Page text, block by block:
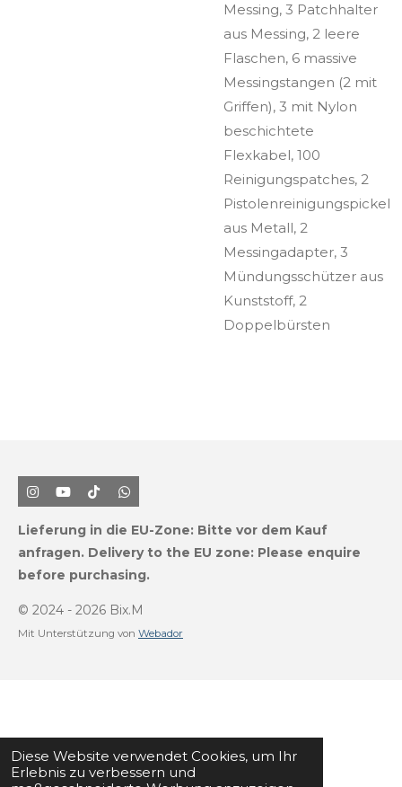
Diese Website verwendet Cookies, um Ihr
Erlebnis zu verbessern und
Messing, 3 Patchhalter
aus Messing, 2 leere
Flaschen, 6 massive
Messingstangen (2 mit
Griffen), 3 mit Nylon
beschichtete
Flexkabel, 100
Reinigungspatches, 2
Pistolenreinigungspickel
aus Metall, 2
Messingadapter, 3
Mündungsschützer aus
Kunststoff, 2
Doppelbürsten
I
n
t
a
r
m
Y
o
T
u
e
T
i
k
T
o
W
h
t
s
p
Lieferung in die EU-Zone: Bitte vor dem Kauf
anfragen. Delivery to the EU zone: Please enquire
before purchasing.
© 2024 - 2026 Bix.M
Mit Unterstützung von Webador